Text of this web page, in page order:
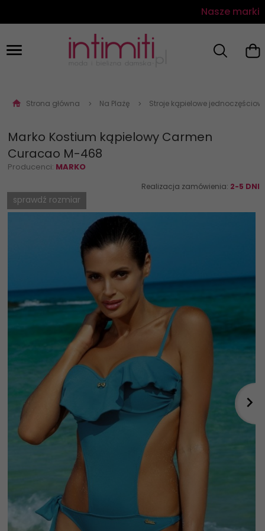
Nasze marki
Strona główna Na Plażę Stroje kąpielowe
Marko Kostium kąpielowy Carmen
Curacao M-468
Producenci: MARKO
Realizacja zamówienia: 2-5 DNI
sprawdź rozmiar